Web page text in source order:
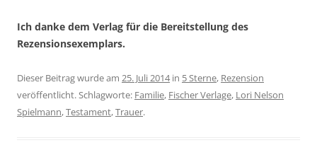
Ich danke dem Verlag für die Bereitstellung des
Rezensionsexemplars.
Dieser Beitrag wurde am 25. Juli 2014in 5 Sterne, Rezension
veröffentlicht. Schlagworte: Familie, Fischer Verlage, Lori Nelson
Spielmann,Testament,Trauer.